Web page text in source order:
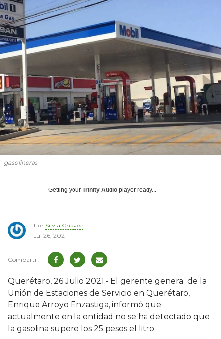
gasolineras
Getting your Trinity Audio player ready...
Por Silvia Chávez
Jul 26, 2021
Querétaro, 26 Julio 2021.- El gerente general de la
Unión de Estaciones de Servicio en Querétaro,
Enrique Arroyo Enzastiga, informó que
actualmente en la entidad no se ha detectado que
la gasolina supere los 25 pesos el litro.